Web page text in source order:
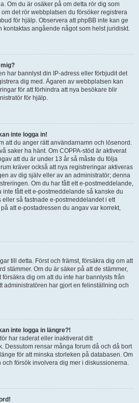
Om du är osäker på om detta rör dig som
det rör webbplatsen du försöker registrera
för hjälp. Observera att phpBB inte kan ge
kontaktas angående något som helst juridiskt.
har bannlyst din IP-adress eller förbjudit det
dig med. Ägaren av webbplatsen kan
för att förhindra att nya besökare blir
för hjälp.
inte logga in!
att du anger rätt användarnamn och lösenord.
saker ha hänt. Om COPPA-stöd är aktiverat
att du är under 13 år så måste du följa
kräver också att nya registreringar aktiveras
av dig själv eller av an administratör; denna
Om du har fått ett e-postmeddelande,
fått ett e-postmeddelande så kanske du
så fastnade e-postmeddelandet i ett
att e-postadressen du angav var korrekt,
till detta. Först och främst, försäkra dig om att
stämmer. Om du är säker på att de stämmer,
försäkra dig om att du inte har bannlysts från
administratören har gjort en felinställning och
inte logga in längre?!
har raderat eller inaktiverat ditt
Dessutom rensar många forum då och då bort
för att minska storleken på databasen. Om
försök involvera dig mer i diskussionerna.